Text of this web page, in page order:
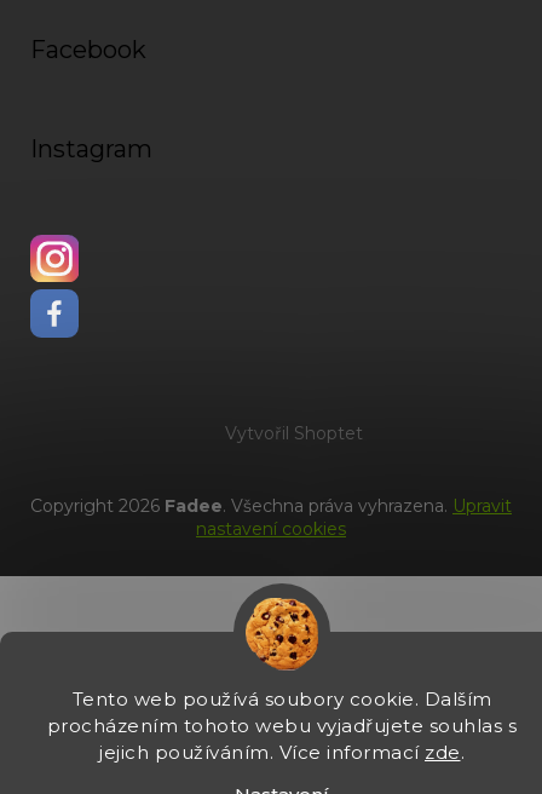
Tento web používá soubory cookie. Dalším
procházením tohoto webu vyjadřujete souhlas s
jejich používáním. Více informací zde.
Facebook
Instagram
Vytvořil Shoptet
Copyright 2026 Fadee. Všechna práva vyhrazena. Upravit
nastavení cookies